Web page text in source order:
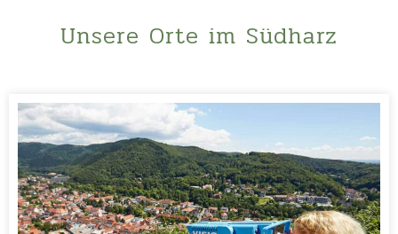
Unsere Orte im Südharz